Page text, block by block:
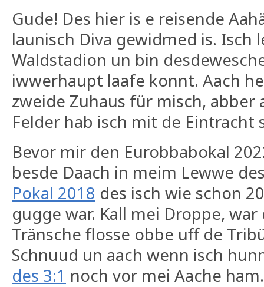
Gude! Des hier is e reisende
launisch Diva gewidmed is. Isch
Waldstadion un bin
iwwerhaupt laafe konnt. Aach
zweide Zuhaus für misch, abber
Felder hab isch mit de Eintracht
Bevor mir den Eurobbabokal
besde Daach in meim Lewwe
Pokal 2018 des isch wie schon
gugge war. Kall mei Droppe, war
Tränsche flosse obbe uff de
Schnuud un aach wenn isch
des 3:1 noch vor mei Aache ham.